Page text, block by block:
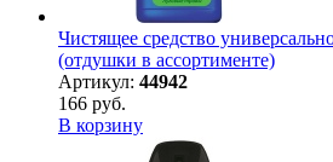
Чистящее средство
(отдушки в ассортименте)
Артикул: 44942
166 руб.
В корзину